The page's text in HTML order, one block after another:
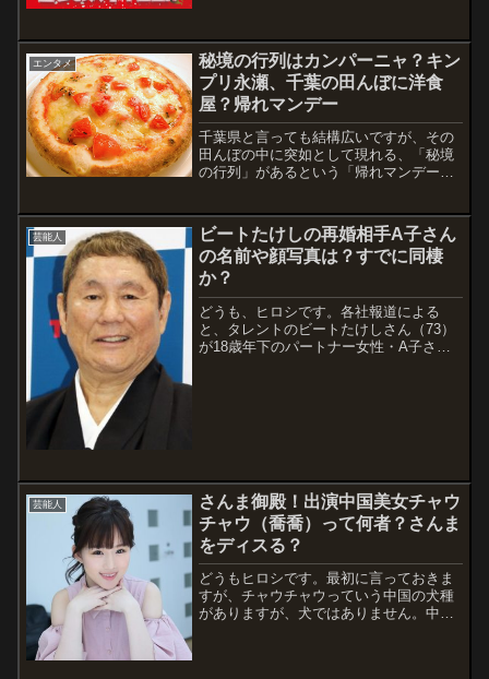
ッ...
エンタメ
秘境の行列はカンパーニャ？キン
プリ永瀬、千葉の田んぼに洋食
屋？帰れマンデー
千葉県と言っても結構広いですが、その
田んぼの中に突如として現れる、「秘境
の行列」があるという「帰れマンデー」
際の放送を見てから判断して頂ければと
思いますが、そうでなくても今回紹介す
る「村の...
芸能人
ビートたけしの再婚相手A子さん
の名前や顔写真は？すでに同棲
か？
どうも、ヒロシです。各社報道による
と、タレントのビートたけしさん（73）
が18歳年下のパートナー女性・A子さん
芸能人
さんま御殿！出演中国美女チャウ
チャウ（喬喬）って何者？さんま
をディスる？
どうもヒロシです。最初に言っておきま
すが、チャウチャウっていう中国の犬種
がありますが、犬ではありません。中国